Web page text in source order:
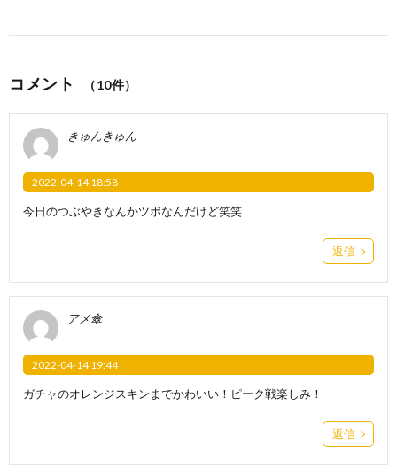
コメント （10件）
きゅんきゅん
2022-04-14 18:58
今日のつぶやきなんかツボなんだけど笑笑
返信
アメ傘
2022-04-14 19:44
ガチャのオレンジスキンまでかわいい！ピーク戦楽しみ！
返信